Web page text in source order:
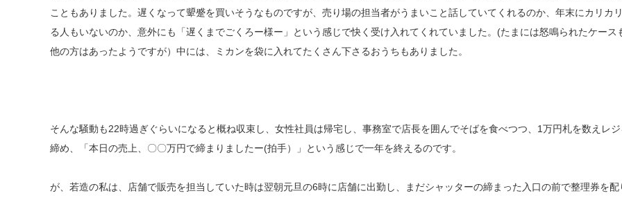
こともありました。遅くなって顰蹙を買いそうなものですが、売り場の担当者がうまいこと話していてくれるのか、年末にカリカ
る人もいないのか、意外にも「遅くまでごくろー様ー」という感じで快く受け入れてくれていました。(たまには怒鳴られたケース
他の方はあったようですが）中には、ミカンを袋に入れてたくさん下さるおうちもありました。
そんな騒動も22時過ぎぐらいになると概ね収束し、女性社員は帰宅し、事務室で店長を囲んでそばを食べつつ、1万円札を数えレジ
締め、「本日の売上、〇〇万円で締まりましたー(拍手）」という感じで一年を終えるのです。
が、若造の私は、店舗で販売を担当していた時は翌朝元旦の6時に店舗に出勤し、まだシャッターの締まった入口の前で整理券を配